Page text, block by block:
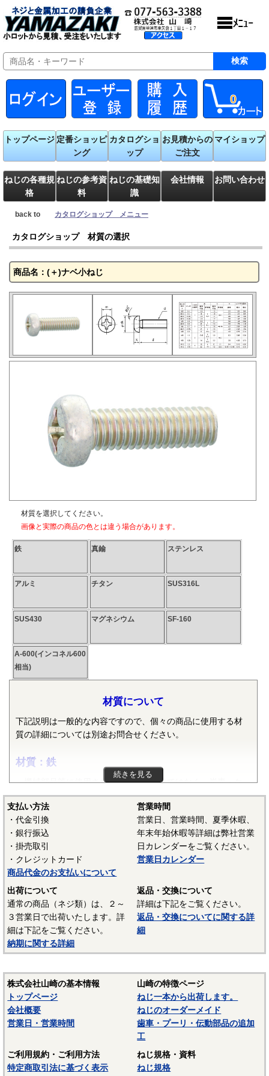
0
トップページ 定番ショッピ
ング
カタログショ
ップ
お見積からの
ご注文
マイショップ
ねじの各種規
格
ねじの参考資
料
ねじの基礎知
識
会社情報 お問い合わせ
back to カタログショップ メニュー
カタログショップ 材質の選択
商品名：(＋)ナベ小ねじ
材質を選択してください。
画像と実際の商品の色とは違う場合があります。
鉄 真鍮 ステンレス
アルミ チタン SUS316L
SUS430 マグネシウム SF-160
A-600(インコネル600
相当)
材質について
下記説明は一般的な内容ですので、個々の商品に使用する材
質の詳細については別途お問合せください。
材質：鉄
機械部品等に使用される鉄は純粋な鉄ではなく、炭素・ケ
イ素・マンガン・リン・硫黄等の元素が含まれた普通鋼や普
通鋼に特殊な元素が加えられた特殊鋼が使用されます。ボル
ト、小ねじ、タッピンねじ、ナット、リベット等では冷間圧
造用炭素鋼線（SWCH）がよく使用されます。平座金等は冷
間圧延鋼板（SPCC）等、ばね座金等は硬鋼線（SWRH）等、
スプリングピンや歯付き座金等はみがき特殊帯鋼（S60CM～
S70CM）等でメーカーや製品毎で様々な材質が使用されてい
ます。当サイトでは特定の材質表記がない場合は、これらの
鉄鋼材料を一般名称の「鉄」と表記しています。
材質：黄銅
銅と亜鉛を主成分とする合金です。真鍮（しんちゅう）と
で機械部品にもよく使われます。表面処理をしていないもの
（生地）は最初は金色のきれいな表面ですが、次第に空気中
で表面が酸化し、黒っぽくくすんできます。しかしながら、
錆びの進行がないので耐食性がよい材料です。近年、ECO-BS
というカドミレス黄銅または低カドミウム黄銅を使用した
RoHS指令に対応したねじ類が市販されています。
材質：ステンレス（SUS303、SUS304、XM7等）
続きを見る
支払い方法
・代金引換
・銀行振込
・掛売取引
・クレジットカード
商品代金のお支払いについて
営業時間
営業日、営業時間、夏季休暇、
年末年始休暇等詳細は弊社営業
日カレンダーをご覧ください。
営業日カレンダー
出荷について
通常の商品（ネジ類）は、２～
３営業日で出荷いたします。詳
細は下記をご覧ください。
納期に関する詳細
返品・交換について
詳細は下記をご覧ください。
返品・交換についてに関する詳
細
株式会社山崎の基本情報
トップページ
会社概要
営業日・営業時間
山崎の特徴ページ
ねじ一本から出荷します。
ねじのオーダーメイド
歯車・プーリ・伝動部品の追加
工
ご利用規約・ご利用方法
特定商取引法に基づく表示
ねじ規格・資料
ねじ規格